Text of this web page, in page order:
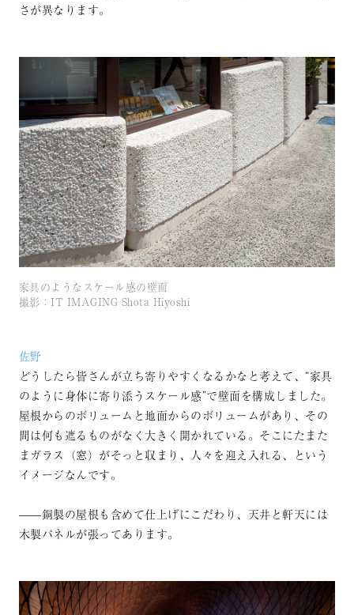
さが異なります。
家具のようなスケール感の壁面
撮影：IT IMAGING Shota Hiyoshi
佐野
どうしたら皆さんが立ち寄りやすくなるかなと考えて、“家具
のように身体に寄り添うスケール感”で壁面を構成しました。
屋根からのボリュームと地面からのボリュームがあり、その
間は何も遮るものがなく大きく開かれている。そこにたまた
まガラス（窓）がそっと収まり、人々を迎え入れる、という
イメージなんです。
——銅製の屋根も含めて仕上げにこだわり、天井と軒天には
木製パネルが張ってあります。